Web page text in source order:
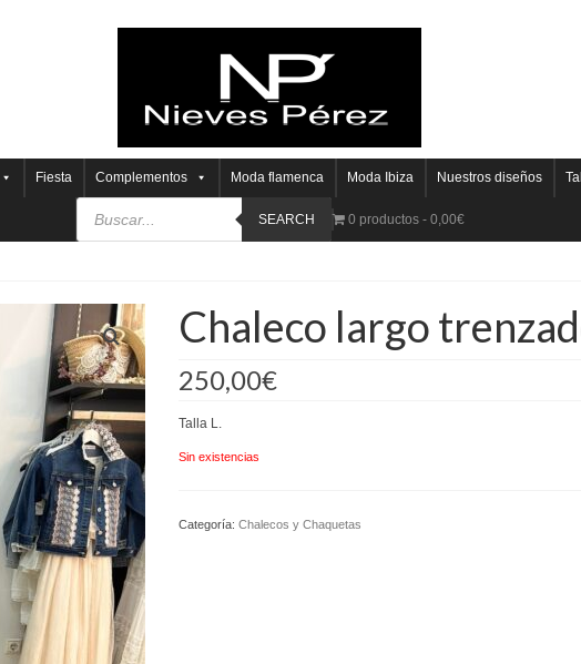
Fiesta Complementos Moda flamenca Moda Ibiza Nuestros diseños
SEARCH 0 productos 0,00€
Chaleco largo
250,00€
Talla L.
Sin existencias
Categoría: Chalecos y Chaquetas